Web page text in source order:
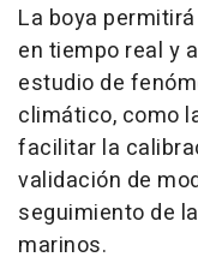
La boya
en tiempo real y
estudio de
climático, como
facilitar la
validación de
seguimiento de
marinos.